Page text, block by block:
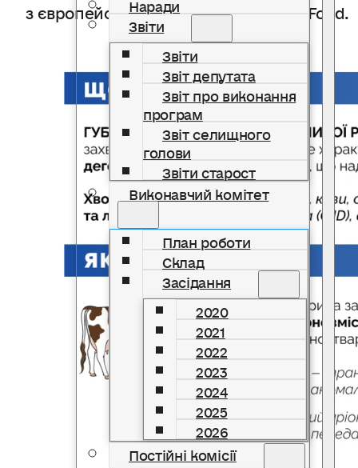
Звіти
Звіти
Звіт депутата
Звіт про виконання
програм
Звіт селищного
голови
Звіти старост
Виконавчий комітет
План роботи
Склад
Засідання
2020
2021
2022
2023
2024
2025
2026
Постійні комісії
з європейським проєктом EU4SaferFood.